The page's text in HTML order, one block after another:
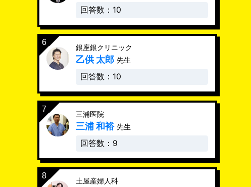
回答数：10
銀座銀クリニック
乙供 太郎 先生
回答数：10
三浦医院
三浦 和裕 先生
回答数：9
土屋産婦人科